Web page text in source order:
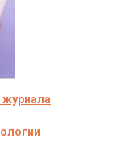
журнала